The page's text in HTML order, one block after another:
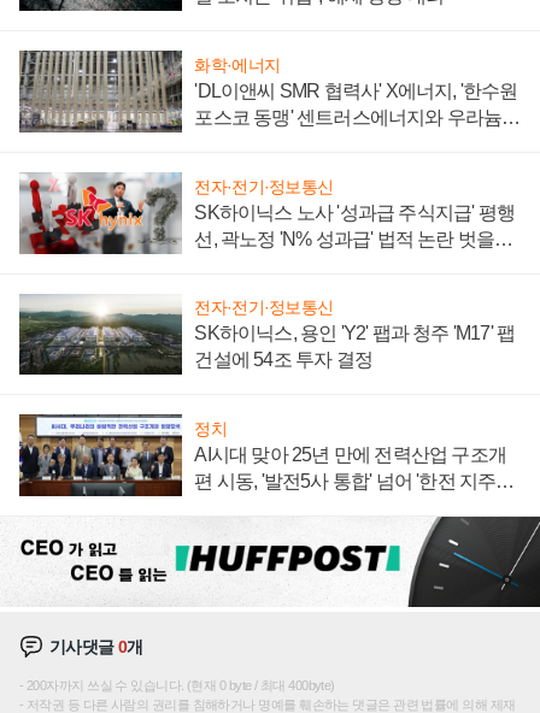
화학·에너지
'DL이앤씨 SMR 협력사' X에너지, '한수원
포스코 동맹' 센트러스에너지와 우라늄
전자·전기·정보통신
SK하이닉스 노사 '성과급 주식지급' 평행
선, 곽노정 'N% 성과급' 법적 논란 벗을지
전자·전기·정보통신
SK하이닉스, 용인 'Y2' 팹과 청주 'M17' 팹
건설에 54조 투자 결정
정치
AI시대 맞아 25년 만에 전력산업 구조개
편 시동, '발전5사 통합' 넘어 '한전 지주사'
기사댓글0개
200자까지 쓰실 수 있습니다. (현재 0 byte / 최대 400byte)
저작권 등 다른 사람의 권리를 침해하거나 명예를 훼손하는 댓글은 관련 법률에 의해 제재